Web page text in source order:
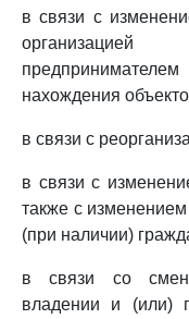
в связи с
нахождения
в связи с
в связи с
также с
(при наличии)
в связи со
владении и (или)